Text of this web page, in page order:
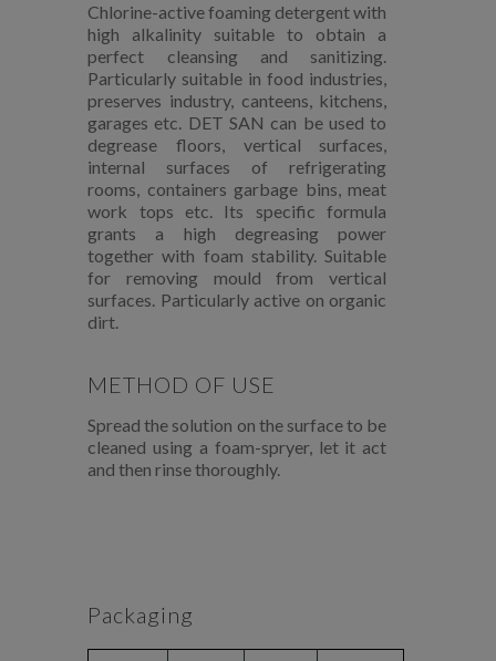
Chlorine-active foaming detergent with
high alkalinity suitable to obtain a
perfect cleansing and sanitizing.
Particularly suitable in food industries,
preserves industry, canteens, kitchens,
garages etc. DET SAN can be used to
degrease floors, vertical surfaces,
internal surfaces of refrigerating
rooms, containers garbage bins, meat
work tops etc. Its specific formula
grants a high degreasing power
together with foam stability. Suitable
for removing mould from vertical
surfaces. Particularly active on organic
dirt.
METHOD OF USE
Spread the solution on the surface to be
cleaned using a foam-spryer, let it act
and then rinse thoroughly.
Packaging